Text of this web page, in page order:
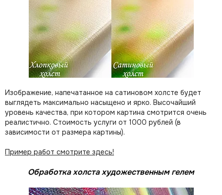
Изображение, напечатанное на сатиновом холсте будет
выглядеть максимально насыщено и ярко. Высочайший
уровень качества, при котором картина смотрится очень
реалистично. Стоимость услуги от 1000 рублей (в
зависимости от размера картины).
Пример работ смотрите здесь!
Обработка холста художественным гелем